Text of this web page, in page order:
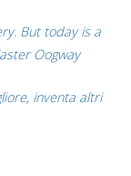
But today is a
Oogway
inventa altri